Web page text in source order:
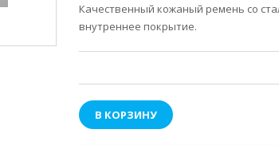
Качественный кожаный ремень со
внутреннее покрытие.
В КОРЗИНУ